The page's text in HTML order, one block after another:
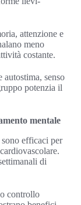
attenzione e
meno
costante.
senso
potenzia il
mentale
efficaci per
di
controllo